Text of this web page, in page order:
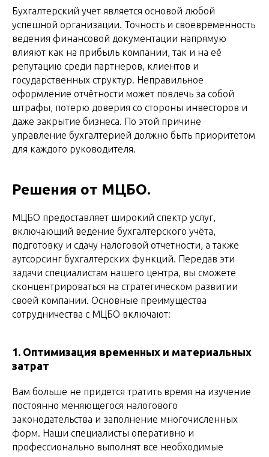
Бухгалтерский учет является основой любой
успешной организации. Точность и своевременность
ведения финансовой документации напрямую
влияют как на прибыль компании, так и на её
репутацию среди партнеров, клиентов и
государственных структур. Неправильное
оформление отчётности может повлечь за собой
штрафы, потерю доверия со стороны инвесторов и
даже закрытие бизнеса. По этой причине
управление бухгалтерией должно быть приоритетом
для каждого руководителя.
Решения от МЦБО.
МЦБО предоставляет широкий спектр услуг,
включающий ведение бухгалтерского учёта,
подготовку и сдачу налоговой отчетности, а также
аутсорсинг бухгалтерских функций. Передав эти
задачи специалистам нашего центра, вы сможете
сконцентрироваться на стратегическом развитии
своей компании. Основные преимущества
сотрудничества с МЦБО включают:
1. Оптимизация временных и материальных
затрат
Вам больше не придется тратить время на изучение
постоянно меняющегося налогового
законодательства и заполнение многочисленных
форм. Наши специалисты оперативно и
профессионально выполнят все необходимые